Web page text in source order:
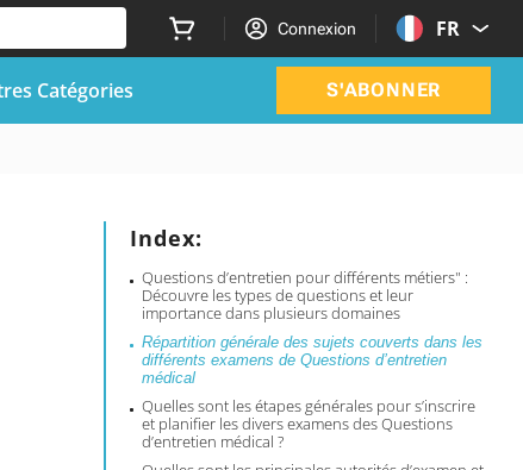
Connexion FR
Catégories S'ABONNER
Index:
Questions d’entretien pour différents métiers" :
Découvre les types de questions et leur
importance dans plusieurs domaines
Répartition générale des sujets couverts dans les
différents examens de Questions d’entretien
médical
Quelles sont les étapes générales pour s’inscrire
et planifier les divers examens des Questions
d’entretien médical ?